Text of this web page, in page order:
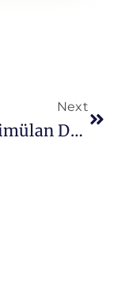
Next
Biyostimülan Dolgu Nedir? | Kolajen Üretiminde Yeni Dönem